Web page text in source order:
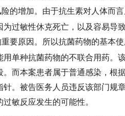
的增加。由于抗生素对人体而
过敏性休克死亡，以及容易导
重要原因。所以抗菌药物的基本
单种抗菌药物的不联合用药。
而本案患者属于普通感染，根
。被告医务人员违反该部门规
敏反应发生的可能性。